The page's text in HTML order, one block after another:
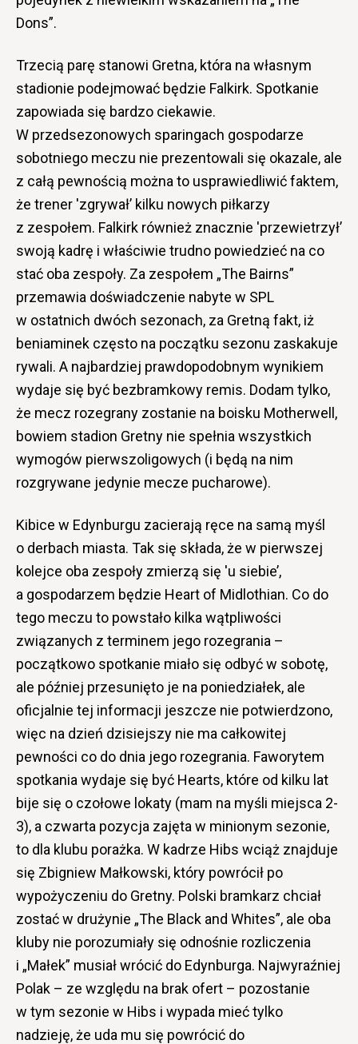
Dons”.
Trzecią parę stanowi Gretna, która na własnym
stadionie podejmować będzie Falkirk. Spotkanie
zapowiada się bardzo ciekawie.
W przedsezonowych sparingach gospodarze
sobotniego meczu nie prezentowali się okazale, ale
z całą pewnością można to usprawiedliwić faktem,
że trener 'zgrywał’ kilku nowych piłkarzy
z zespołem. Falkirk również znacznie 'przewietrzył’
swoją kadrę i właściwie trudno powiedzieć na co
stać oba zespoły. Za zespołem „The Bairns”
przemawia doświadczenie nabyte w SPL
w ostatnich dwóch sezonach, za Gretną fakt, iż
beniaminek często na początku sezonu zaskakuje
rywali. A najbardziej prawdopodobnym wynikiem
wydaje się być bezbramkowy remis. Dodam tylko,
że mecz rozegrany zostanie na boisku Motherwell,
bowiem stadion Gretny nie spełnia wszystkich
wymogów pierwszoligowych (i będą na nim
rozgrywane jedynie mecze pucharowe).
Kibice w Edynburgu zacierają ręce na samą myśl
o derbach miasta. Tak się składa, że w pierwszej
kolejce oba zespoły zmierzą się 'u siebie’,
a gospodarzem będzie Heart of Midlothian. Co do
tego meczu to powstało kilka wątpliwości
związanych z terminem jego rozegrania –
początkowo spotkanie miało się odbyć w sobotę,
ale później przesunięto je na poniedziałek, ale
oficjalnie tej informacji jeszcze nie potwierdzono,
więc na dzień dzisiejszy nie ma całkowitej
pewności co do dnia jego rozegrania. Faworytem
spotkania wydaje się być Hearts, które od kilku lat
bije się o czołowe lokaty (mam na myśli miejsca 2-
3), a czwarta pozycja zajęta w minionym sezonie,
to dla klubu porażka. W kadrze Hibs wciąż znajduje
się Zbigniew Małkowski, który powrócił po
wypożyczeniu do Gretny. Polski bramkarz chciał
zostać w drużynie „The Black and Whites”, ale oba
kluby nie porozumiały się odnośnie rozliczenia
i „Małek” musiał wrócić do Edynburga. Najwyraźniej
Polak – ze względu na brak ofert – pozostanie
w tym sezonie w Hibs i wypada mieć tylko
nadzieję, że uda mu się powrócić do